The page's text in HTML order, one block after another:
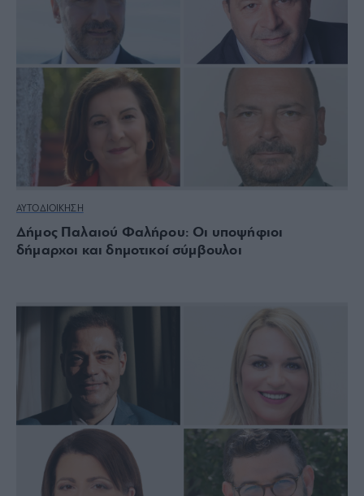
ΑΥΤΟΔΙΟΙΚΗΣΗ
Δήμος Παλαιού Φαλήρου: Οι υποψήφιοι
δήμαρχοι και δημοτικοί σύμβουλοι